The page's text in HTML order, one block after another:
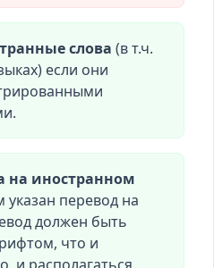
слова (в т.ч.
если они
на иностранном
указан перевод на
должен быть
что и